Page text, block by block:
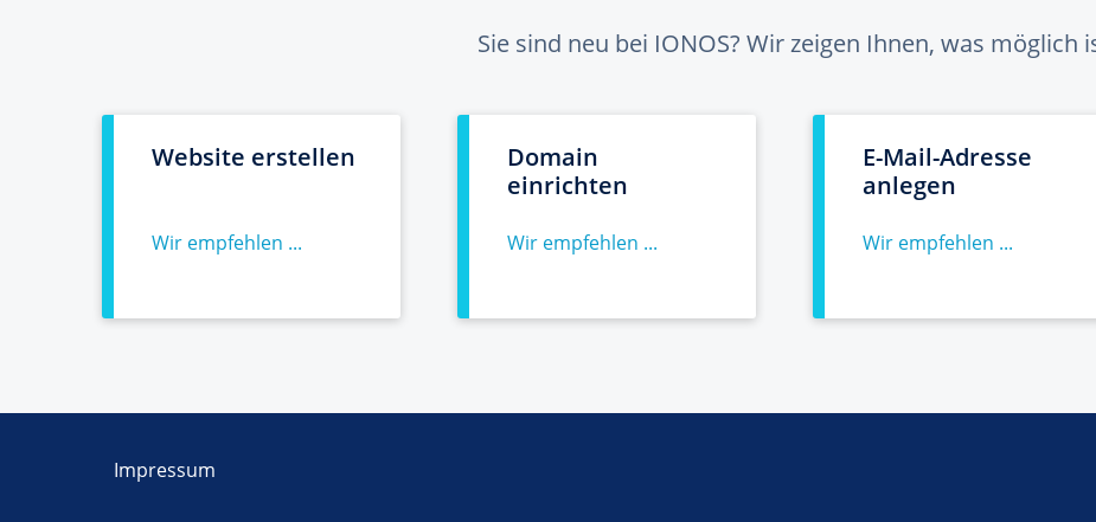
Sie sind neu bei IONOS? Wir zeigen Ihnen, was möglich
Website erstellen
Wir empfehlen ...
Domain
einrichten
Wir empfehlen ...
E-Mail-Adresse
anlegen
Wir empfehlen ...
Impressum